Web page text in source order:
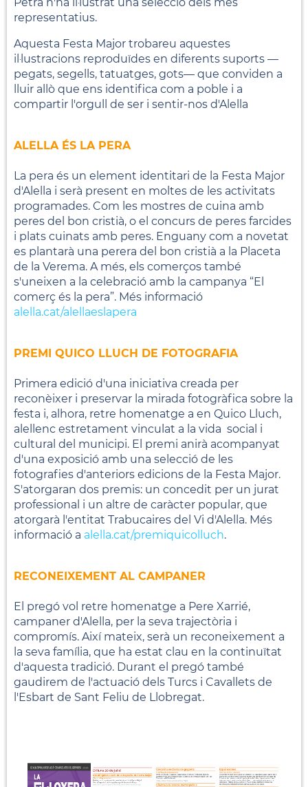
representatius.
Aquesta Festa Major trobareu aquestes
il·lustracions reproduïdes en diferents suports —
pegats, segells, tatuatges, gots— que conviden a
lluir allò que ens identifica com a poble i a
compartir l'orgull de ser i sentir-nos d'Alella
ALELLA ÉS LA PERA
La pera és un element identitari de la Festa Major
d'Alella i serà present en moltes de les activitats
programades. Com les mostres de cuina amb
peres del bon cristià, o el concurs de peres farcides
i plats cuinats amb peres. Enguany com a novetat
es plantarà una perera del bon cristià a la Placeta
de la Verema. A més, els comerços també
s'uneixen a la celebració amb la campanya “El
comerç és la pera”. Més informació
alella.cat/alellaeslapera
PREMI QUICO LLUCH DE FOTOGRAFIA
Primera edició d'una iniciativa creada per
reconèixer i preservar la mirada fotogràfica sobre la
festa i, alhora, retre homenatge a en Quico Lluch,
alellenc estretament vinculat a la vida social i
cultural del municipi. El premi anirà acompanyat
d'una exposició amb una selecció de les
fotografies d'anteriors edicions de la Festa Major.
S'atorgaran dos premis: un concedit per un jurat
professional i un altre de caràcter popular, que
atorgarà l'entitat Trabucaires del Vi d'Alella. Més
informació a alella.cat/premiquicolluch.
RECONEIXEMENT AL CAMPANER
El pregó vol retre homenatge a Pere Xarrié,
campaner d'Alella, per la seva trajectòria i
compromís. Així mateix, serà un reconeixement a
la seva família, que ha estat clau en la continuïtat
d'aquesta tradició. Durant el pregó també
gaudirem de l'actuació dels Turcs i Cavallets de
l'Esbart de Sant Feliu de Llobregat.